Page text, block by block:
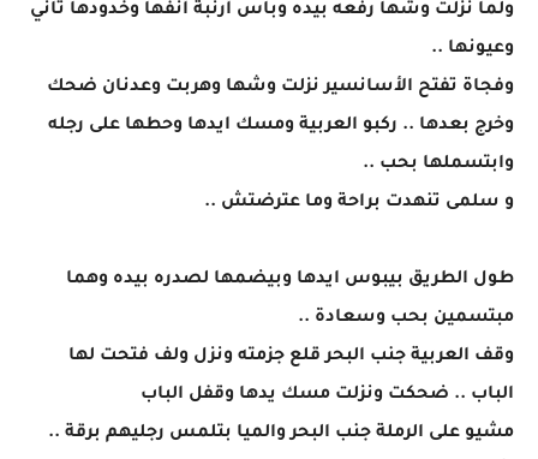
ولما نزلت وشها رفعه بيده وباس أرنبة أنفها وخدودها تاني
وعيونها ..
وفجاة تفتح الأسانسير نزلت وشها وهربت وعدنان ضحك
وخرج بعدها .. ركبو العربية ومسك ايدها وحطها على رجله
وابتسملها بحب ..
و سلمى تنهدت براحة وما عترضتش ..
طول الطريق بيبوس ايدها وبيضمها لصدره بيده وهما
مبتسمين بحب وسعادة ..
وقف العربية جنب البحر قلع جزمته ونزل ولف فتحت لها
الباب .. ضحكت ونزلت مسك يدها وقفل الباب
مشيو على الرملة جنب البحر والميا بتلمس رجليهم برقة ..